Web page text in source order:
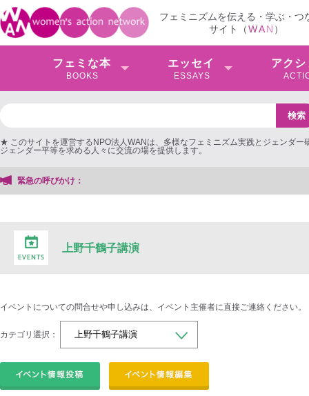
フェミニズムを伝える・学ぶ・つ
サイト（WAN ）
フェミな本
BOOKS
エッセイ
ESSAYS
アクシ
★ このサイトを運営するNPO法人WANは、多様なフェミニズム実践とジェンダー
ジェンダー平等を求める人々に交流の場を提供します。
緊急の呼びかけ：
上野千鶴子講演
イベントについての問合せや申し込みは、イベント主催者に直接ご連絡ください。
カテゴリ選択：